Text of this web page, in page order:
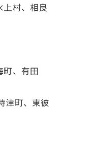
上村、相良
町、有田
津町、東彼